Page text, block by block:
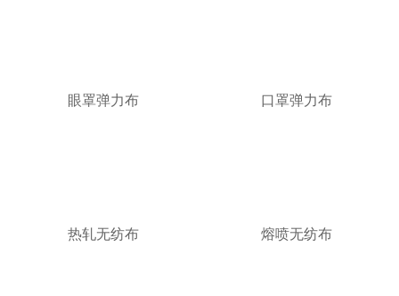
眼罩弹力布 口罩弹力布
热轧无纺布 熔喷无纺布